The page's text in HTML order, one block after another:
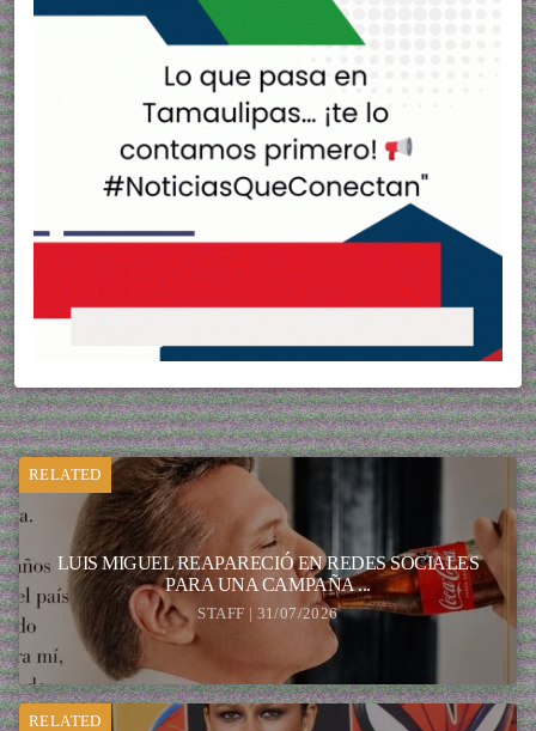
RELATED
LUIS MIGUEL REAPARECIÓ EN REDES SOCIALES
PARA UNA CAMPAÑA ...
STAFF | 31/07/2026
RELATED